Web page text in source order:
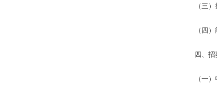
（三
（四
四、招
（一